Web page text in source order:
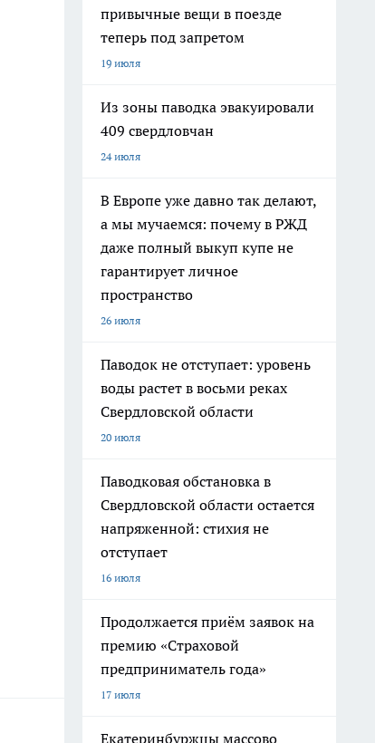
привычные вещи в поезде
теперь под запретом
19 июля
Из зоны паводка эвакуировали
409 свердловчан
24 июля
В Европе уже давно так делают,
а мы мучаемся: почему в РЖД
даже полный выкуп купе не
гарантирует личное
пространство
26 июля
Паводок не отступает: уровень
воды растет в восьми реках
Свердловской области
20 июля
Паводковая обстановка в
Свердловской области остается
напряженной: стихия не
отступает
16 июля
Продолжается приём заявок на
премию «Страховой
предприниматель года»
17 июля
Екатеринбуржцы массово